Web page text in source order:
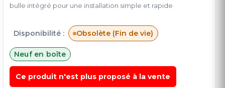
bulle intégré pour une installation simple et rapide
Disponibilité : Obsolète (Fin de vie)
Neuf en boîte
Ce produit n'est plus proposé à la vente